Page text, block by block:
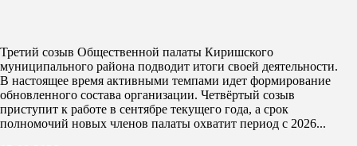
Третий созыв Общественной палаты Киришского
муниципального района подводит итоги своей деятельности.
В настоящее время активными темпами идет формирование
обновленного состава организации. Четвёртый созыв
приступит к работе в сентябре текущего года, а срок
полномочий новых членов палаты охватит период с 2026...